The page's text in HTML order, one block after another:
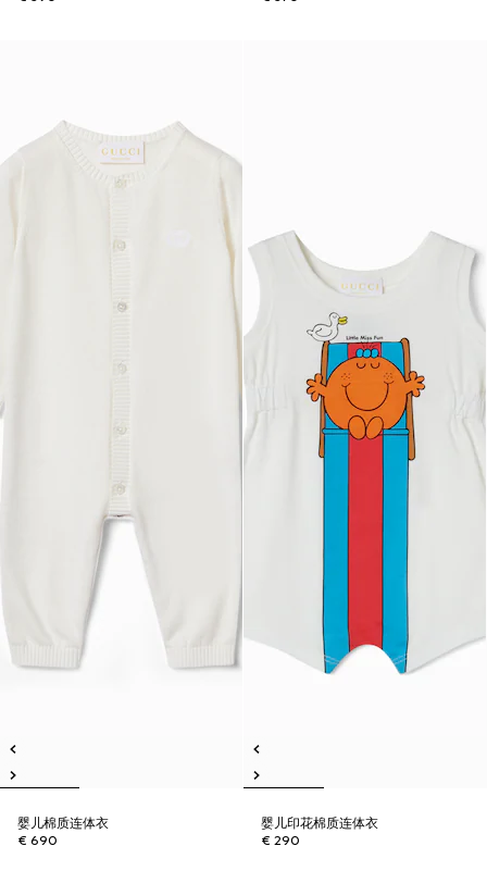
婴儿棉质连体衣
€ 690
婴儿印花棉质连体衣
€ 290